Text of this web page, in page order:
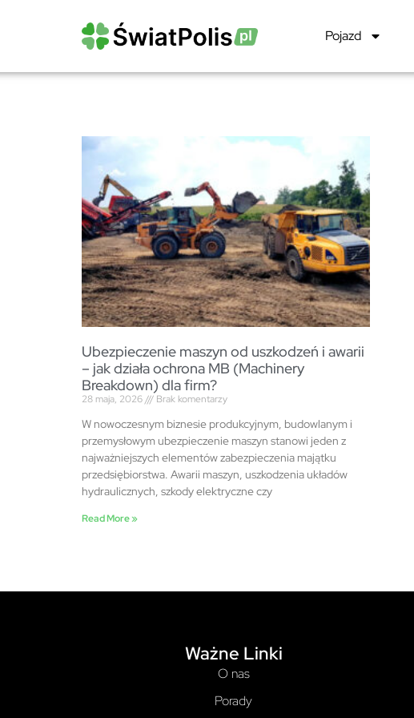
Pojazd
Ubezpieczenie maszyn od uszkodzeń i awarii
– jak działa ochrona MB (Machinery
Breakdown) dla firm?
28 maja, 2026 Brak komentarzy
W nowoczesnym biznesie produkcyjnym, budowlanym i
przemysłowym ubezpieczenie maszyn stanowi jeden z
najważniejszych elementów zabezpieczenia majątku
przedsiębiorstwa. Awarii maszyn, uszkodzenia układów
hydraulicznych, szkody elektryczne czy
Read More »
Ważne Linki
O nas
Porady